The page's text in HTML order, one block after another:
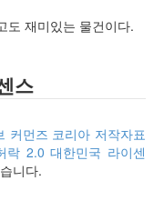
도 재미있는 물건이다.
스
커먼즈 코리아 저작자표
락 2.0 대한민국 라이센
니다.